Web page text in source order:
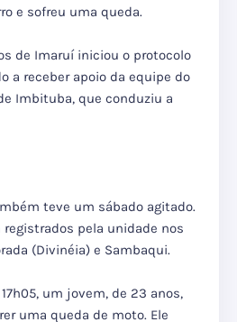
e sofreu uma queda.
de Imaruí iniciou o protocolo
a receber apoio da equipe do
Imbituba, que conduziu a
teve um sábado agitado.
pela unidade nos
(Divinéia) e Sambaqui.
um jovem, de 23 anos,
uma queda de moto. Ele